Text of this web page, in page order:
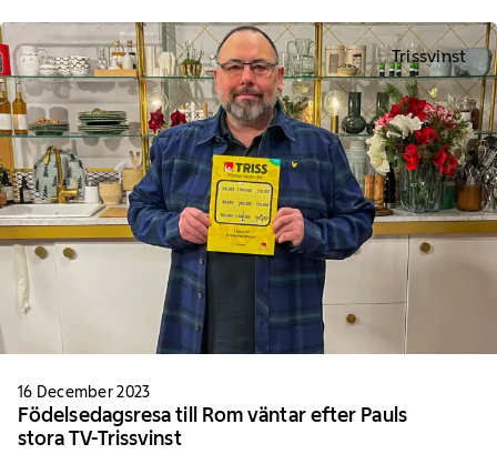
Trissvinst
16 December 2023
Födelsedagsresa till Rom väntar efter Pauls
stora TV-Trissvinst